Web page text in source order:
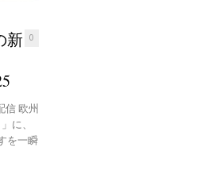
0
新
信 欧州
に、
を一瞬